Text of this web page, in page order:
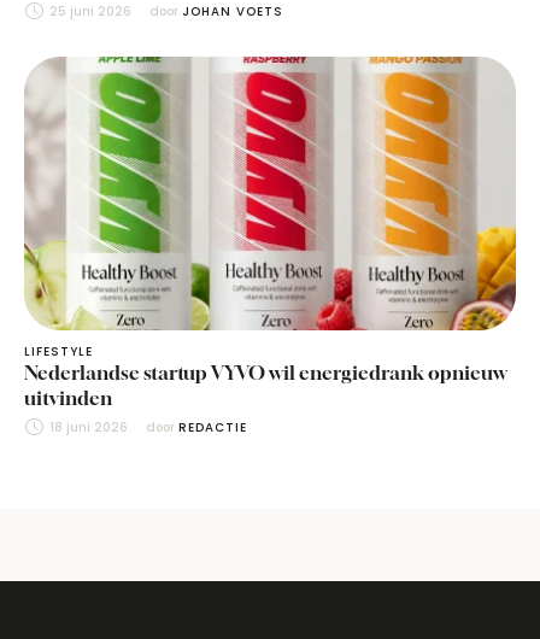
25 juni 2026 door JOHAN VOETS
LIFESTYLE
Nederlandse startup VYVO wil energiedrank opnieuw
uitvinden
18 juni 2026 door REDACTIE